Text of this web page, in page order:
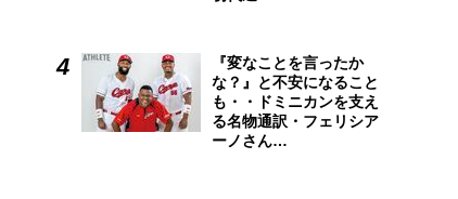
『変なことを言ったか
な？』と不安になること
も・・ドミニカンを支え
る名物通訳・フェリシア
ーノさん…